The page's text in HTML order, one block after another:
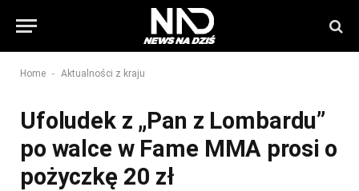
Home - Aktualności z kraju
Ufoludek z „Pan z Lombardu”
po walce w Fame MMA prosi o
pożyczkę 20 zł